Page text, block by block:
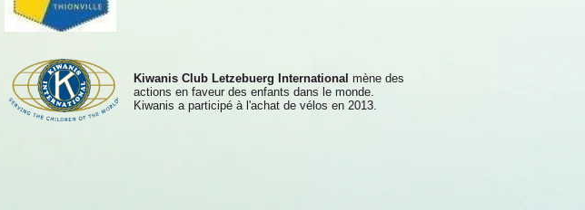
Kiwanis Club Letzebuerg International mène des
actions en faveur des enfants dans le monde.
Kiwanis a participé à l'achat de vélos en 2013.